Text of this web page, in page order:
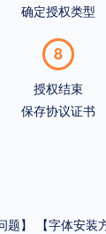
确定授权类型
8
授权结束
保存协议证书
题】
【字体安装